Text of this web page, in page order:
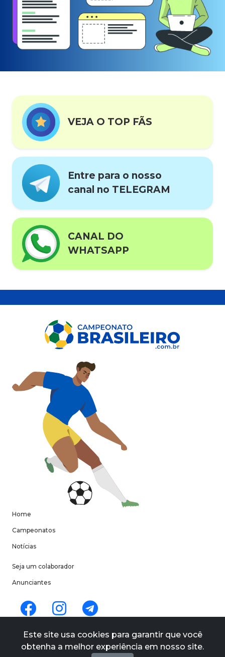
VEJA O TOP FÃS
Entre para o nosso
canal no TELEGRAM
CANAL DO
WHATSAPP
Home
Campeonatos
Notícias
Seja um colaborador
Anunciantes
Políticas de privacidade
Este site usa cookies para garantir que você
obtenha a melhor experiência em nosso site.